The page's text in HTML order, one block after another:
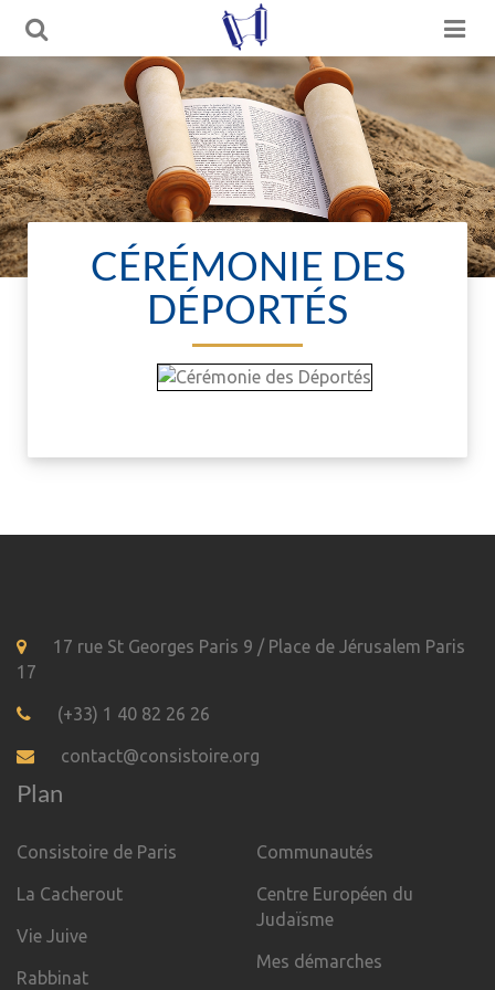
CÉRÉMONIE DES
DÉPORTÉS
17 rue St Georges Paris 9 / Place de Jérusalem Paris
17
(+33) 1 40 82 26 26
contact@consistoire.org
Plan
Consistoire de Paris
La Cacherout
Vie Juive
Rabbinat
Communautés
Centre Européen du
Judaïsme
Mes démarches